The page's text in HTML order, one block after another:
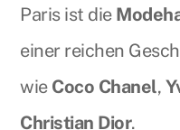
Paris ist die
einer reichen
wie Coco Chanel,
Christian Dior.